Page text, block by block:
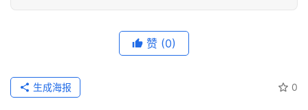
赞 (0)
0
生成海报